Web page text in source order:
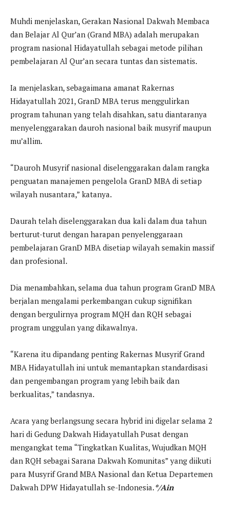
Muhdi menjelaskan, Gerakan Nasional Dakwah Membaca
dan Belajar Al Qur’an (Grand MBA) adalah merupakan
program nasional Hidayatullah sebagai metode pilihan
pembelajaran Al Qur’an secara tuntas dan sistematis.
Ia menjelaskan, sebagaimana amanat Rakernas
Hidayatullah 2021, GranD MBA terus menggulirkan
program tahunan yang telah disahkan, satu diantaranya
menyelenggarakan dauroh nasional baik musyrif maupun
mu’allim.
“Dauroh Musyrif nasional diselenggarakan dalam rangka
penguatan manajemen pengelola GranD MBA di setiap
wilayah nusantara,” katanya.
Daurah telah diselenggarakan dua kali dalam dua tahun
berturut-turut dengan harapan penyelenggaraan
pembelajaran GranD MBA disetiap wilayah semakin massif
dan profesional.
Dia menambahkan, selama dua tahun program GranD MBA
berjalan mengalami perkembangan cukup signifikan
dengan bergulirnya program MQH dan RQH sebagai
program unggulan yang dikawalnya.
“Karena itu dipandang penting Rakernas Musyrif Grand
MBA Hidayatullah ini untuk memantapkan standardisasi
dan pengembangan program yang lebih baik dan
berkualitas,” tandasnya.
Acara yang berlangsung secara hybrid ini digelar selama 2
hari di Gedung Dakwah Hidayatullah Pusat dengan
mengangkat tema “Tingkatkan Kualitas, Wujudkan MQH
dan RQH sebagai Sarana Dakwah Komunitas” yang diikuti
para Musyrif Grand MBA Nasional dan Ketua Departemen
Dakwah DPW Hidayatullah se-Indonesia.*/Ain